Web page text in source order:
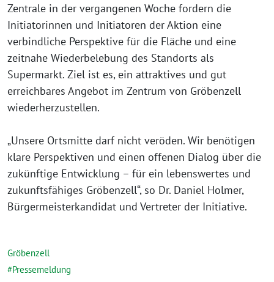
Zentrale in der vergangenen Woche fordern die
Initiatorinnen und Initiatoren der Aktion eine
verbindliche Perspektive für die Fläche und eine
zeitnahe Wiederbelebung des Standorts als
Supermarkt. Ziel ist es, ein attraktives und gut
erreichbares Angebot im Zentrum von Gröbenzell
wiederherzustellen.
„Unsere Ortsmitte darf nicht veröden. Wir benötigen
klare Perspektiven und einen offenen Dialog über die
zukünftige Entwicklung – für ein lebenswertes und
zukunftsfähiges Gröbenzell“, so Dr. Daniel Holmer,
Bürgermeisterkandidat und Vertreter der Initiative.
Gröbenzell
Pressemeldung